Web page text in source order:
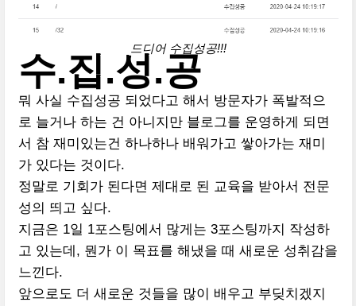
드디어 수집성공!!!
수.집.성.공
뭐 사실 수집성공 되었다고 해서 방문자가 폭발적으
로 늘거나 하는 건 아니지만 블로그를 운영하게 되면
서 참 재미있는건 하나하나 배워가고 쌓아가는 재미
가 있다는 것이다.
정말로 기회가 된다면 제대로 된 교육을 받아서 전문
성의 띄고 싶다.
지금은 1일 1포스팅에서 많게는 3포스팅까지 작성하
고 있는데, 뭔가 이 목표를 해냈을 때 새로운 성취감을
느낀다.
앞으로도 더 새로운 것들을 많이 배우고 부딪치겠지